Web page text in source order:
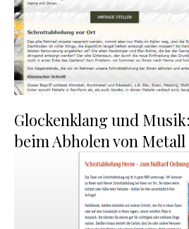
Glockenklang und
beim Abholen von